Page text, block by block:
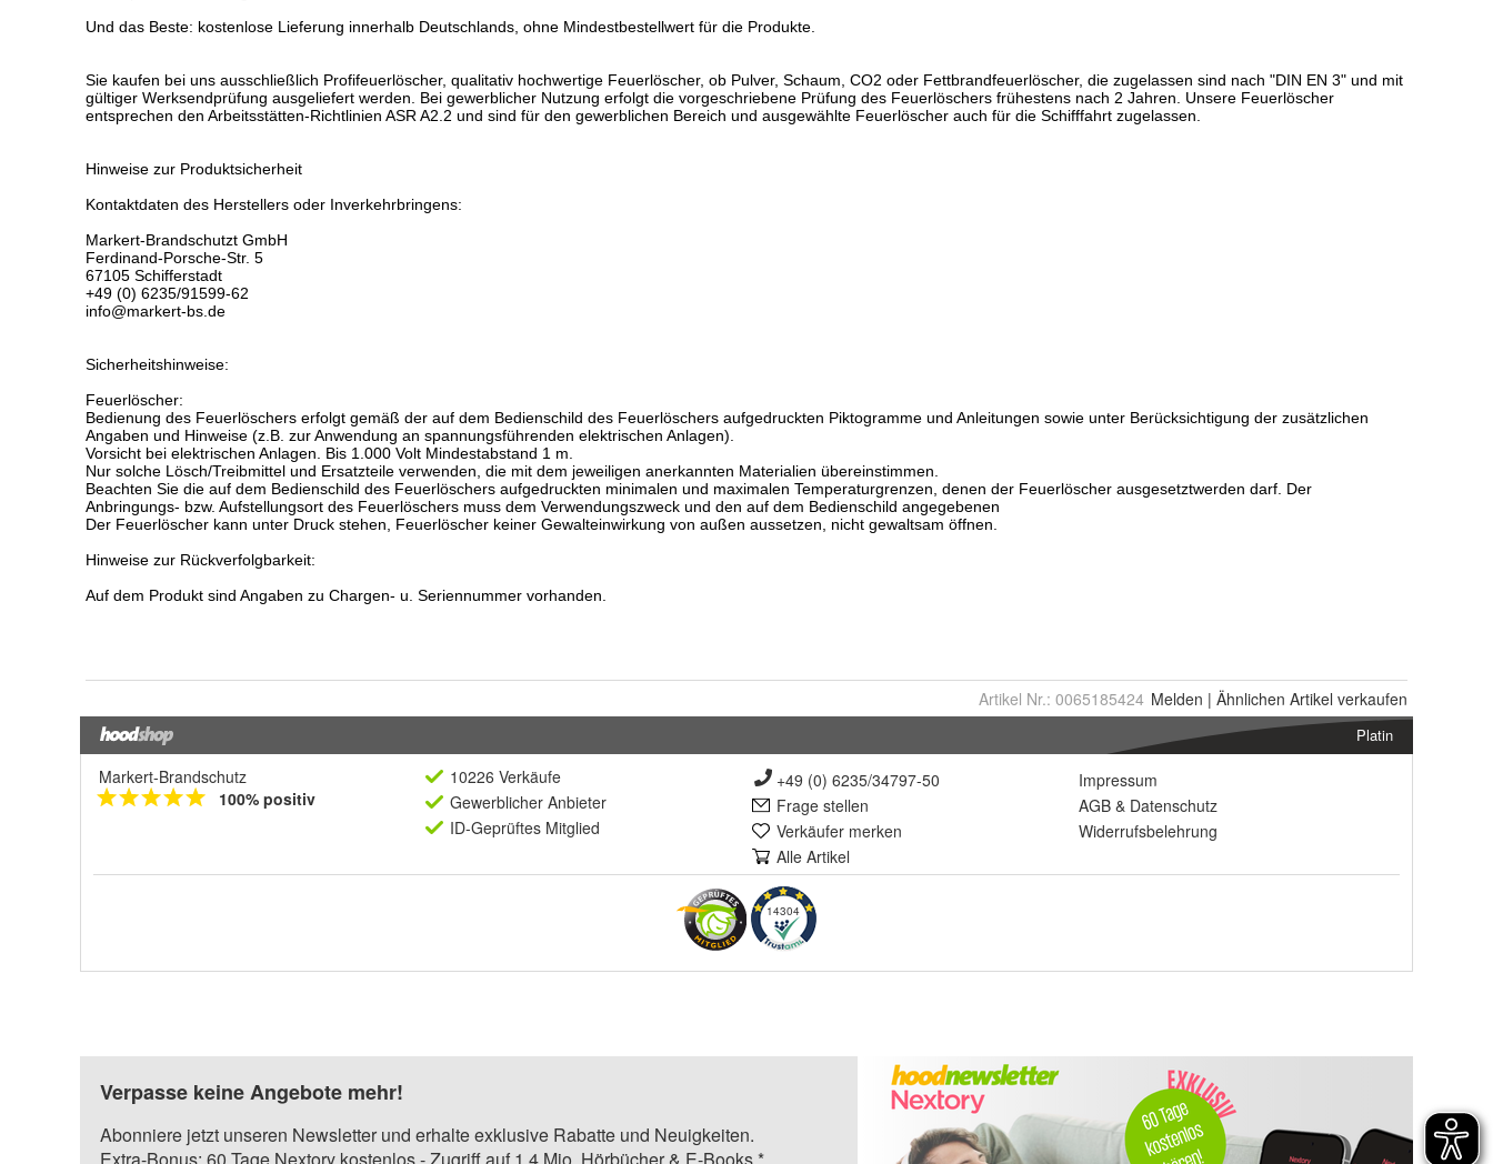
Artikel Nr.: 0065185424 Melden | Ähnlichen Artikel verkaufen
Platin
Markert-Brandschutz
100% positiv
10226 Verkäufe
Gewerblicher Anbieter
ID-Geprüftes Mitglied
+49 (0) 6235/34797-50
Frage stellen
Verkäufer merken
Alle Artikel
Impressum
AGB & Datenschutz
Widerrufsbelehrung
14304
Verpasse keine Angebote mehr!
Abonniere jetzt unseren Newsletter und erhalte exklusive Rabatte und Neuigkeiten.